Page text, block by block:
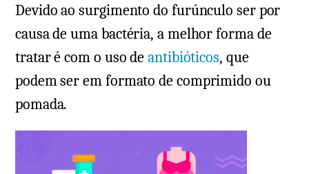
Devido ao surgimento do furúnculo ser por
causa de uma bactéria, a melhor forma de
tratar é com o uso deantibióticos, que
podem ser em formato de comprimido ou
pomada.